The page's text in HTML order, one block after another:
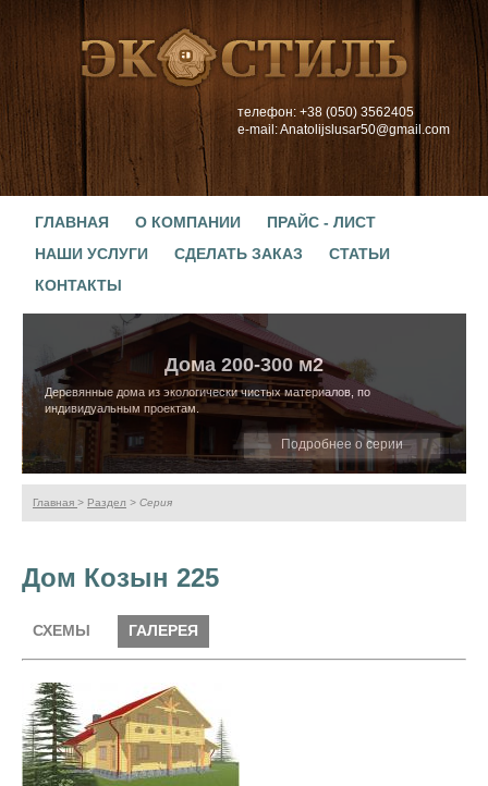
телефон: +38 (050) 3562405
e-mail: Anatolijslusar50@gmail.com
ГЛАВНАЯ О КОМПАНИИ
ПРАЙС - ЛИСТ
НАШИ УСЛУГИ
СДЕЛАТЬ ЗАКАЗ
СТАТЬИ
КОНТАКТЫ
Дома 200-300 м2
Деревянные дома из экологически чистых материалов, по
индивидуальным проектам.
Подробнее о серии
Главная > Раздел > Серия
Дом Козын 225
СХЕМЫ ГАЛЕРЕЯ